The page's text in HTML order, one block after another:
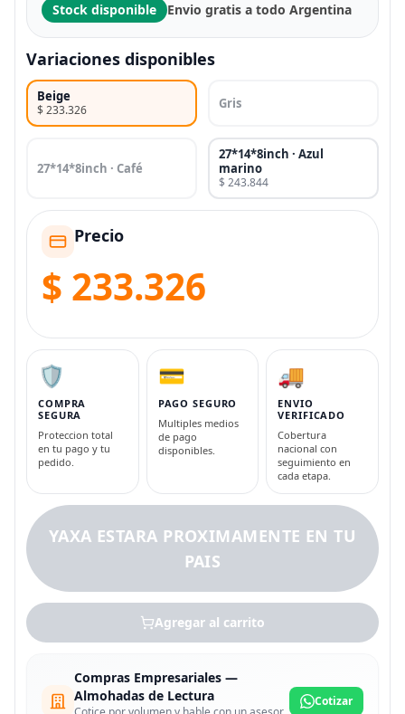
Stock disponible Envio gratis a todo Argentina
Variaciones disponibles
Beige
$ 233.326 Gris
27*14*8inch · Café
27*14*8inch · Azul
marino
$ 243.844
Precio
$ 233.326
🛡️
COMPRA
SEGURA
Proteccion total
en tu pago y tu
pedido.
💳
PAGO SEGURO
Multiples medios
de pago
disponibles.
🚚
ENVIO
VERIFICADO
Cobertura
nacional con
seguimiento en
cada etapa.
YAXA ESTARA PROXIMAMENTE EN TU
PAIS
Agregar al carrito
Compras Empresariales —
Almohadas de Lectura
Cotizar